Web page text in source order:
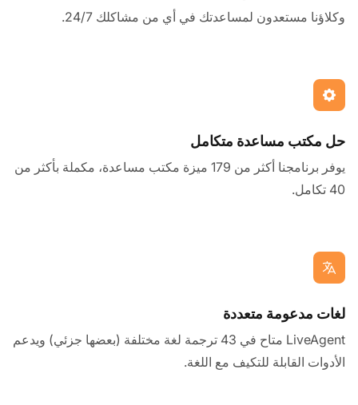
وكلاؤنا مستعدون لمساعدتك في أي من مشاكلك 24/7.
حل مكتب مساعدة متكامل
يوفر برنامجنا أكثر من 179 ميزة مكتب مساعدة، مكملة بأكثر من
40 تكامل.
لغات مدعومة متعددة
LiveAgent متاح في 43 ترجمة لغة مختلفة (بعضها جزئي) ويدعم
الأدوات القابلة للتكيف مع اللغة.